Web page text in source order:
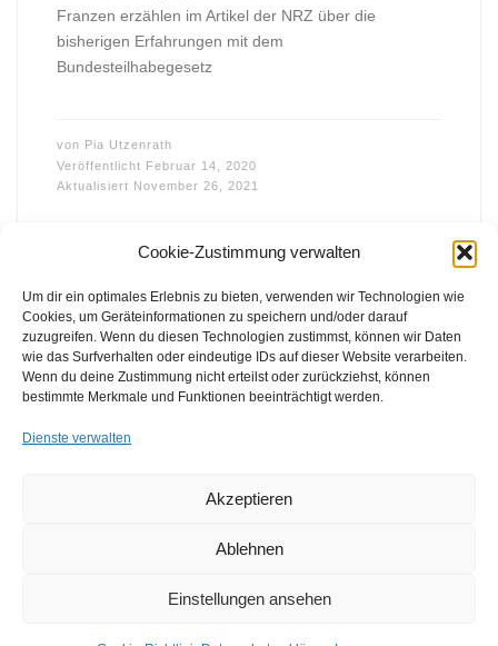
Cookie-Zustimmung verwalten
Um dir ein optimales Erlebnis zu bieten, verwenden wir Technologien wie
Cookies, um Geräteinformationen zu speichern und/oder darauf
zuzugreifen. Wenn du diesen Technologien zustimmst, können wir Daten
wie das Surfverhalten oder eindeutige IDs auf dieser Website verarbeiten.
Wenn du deine Zustimmung nicht erteilst oder zurückziehst, können
bestimmte Merkmale und Funktionen beeinträchtigt werden.
Dienste verwalten
Akzeptieren
Ablehnen
Einstellungen ansehen
Franzen erzählen im Artikel der NRZ über die
bisherigen Erfahrungen mit dem
Bundesteilhabegesetz
von Pia Utzenrath
Veröffentlicht Februar 14, 2020
Aktualisiert November 26, 2021
FFB e.V. • Benraderstr. 189 • 47804 Krefeld • Tel. 0 21 51 – 610
300 • Fax 0 21 51 – 610 330 •info@ffb-krefeld.de
Alle Rechte vorbehalten